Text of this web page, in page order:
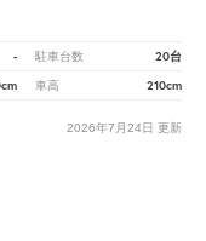
- 駐車台数 20台
車高 210cm
2026年7月24日 更新